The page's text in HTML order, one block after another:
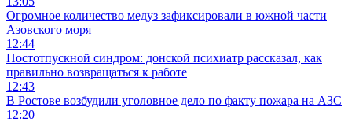
Огромное количество медуз зафиксировали в южной части
Азовского моря
12:44
Постотпускной синдром: донской психиатр рассказал, как
правильно возвращаться к работе
12:43
В Ростове возбудили уголовное дело по факту пожара на АЗС
12:20